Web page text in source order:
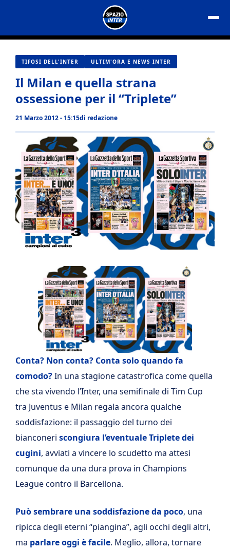
contenuto
TIFOSI DELL'INTER ULTIM'ORA E NEWS INTER
Il Milan e quella strana
ossessione per il “Triplete”
21 Marzo 2012 - 15:15di redazione
Conta? Non conta? Conta solo quando fa
comodo?In una stagione catastrofica come quella
che sta vivendo l’Inter, una semifinale di Tim Cup
tra Juventus e Milan regala ancora qualche
soddisfazione: il passaggio del turno dei
bianconeri scongiura l’eventuale Triplete dei
cugini, avviati a vincere lo scudetto ma attesi
comunque da una dura prova in Champions
League contro il Barcellona.
Può sembrare una soddisfazione da poco, una
ripicca degli eterni “piangina”, agli occhi degli altri,
ma parlare oggi è facile. Meglio, allora, tornare